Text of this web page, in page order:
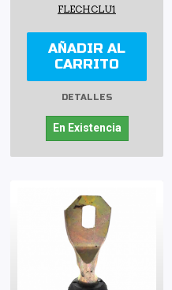
FLECHCLU1
AÑADIR AL
CARRITO
DETALLES
En Existencia